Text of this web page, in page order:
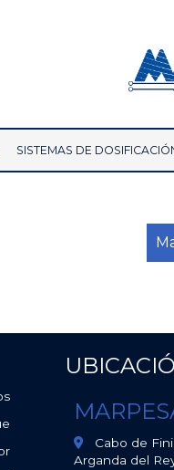
SISTEMAS DE
Cabo de
Arganda del